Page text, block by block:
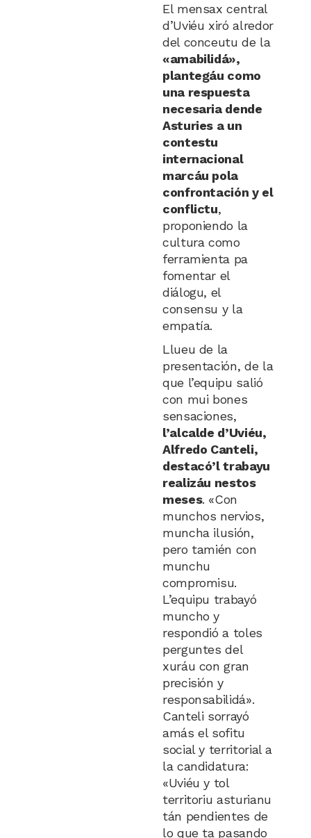
El mensax central
d’Uviéu xiró alredor
del conceutu de la
«amabilidá»,
plantegáu como
una respuesta
necesaria dende
Asturies a un
contestu
internacional
marcáu pola
confrontación y el
conflictu,
proponiendo la
cultura como
ferramienta pa
fomentar el
diálogu, el
consensu y la
empatía.
Llueu de la
presentación, de la
que l’equipu salió
con mui bones
sensaciones,
l’alcalde d’Uviéu,
Alfredo Canteli,
destacó’l trabayu
realizáu nestos
meses. «Con
munchos nervios,
muncha ilusión,
pero tamién con
munchu
compromisu.
L’equipu trabayó
muncho y
respondió a toles
perguntes del
xuráu con gran
precisión y
responsabilidá».
Canteli sorrayó
amás el sofitu
social y territorial a
la candidatura:
«Uviéu y tol
territoriu asturianu
tán pendientes de
lo que ta pasando